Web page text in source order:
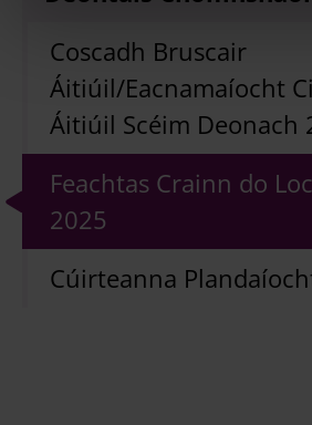
Coscadh Bruscair
Áitiúil/Eacnamaíocht
Áitiúil Scéim Deonach
Feachtas Crainn do
2025
Cúirteanna